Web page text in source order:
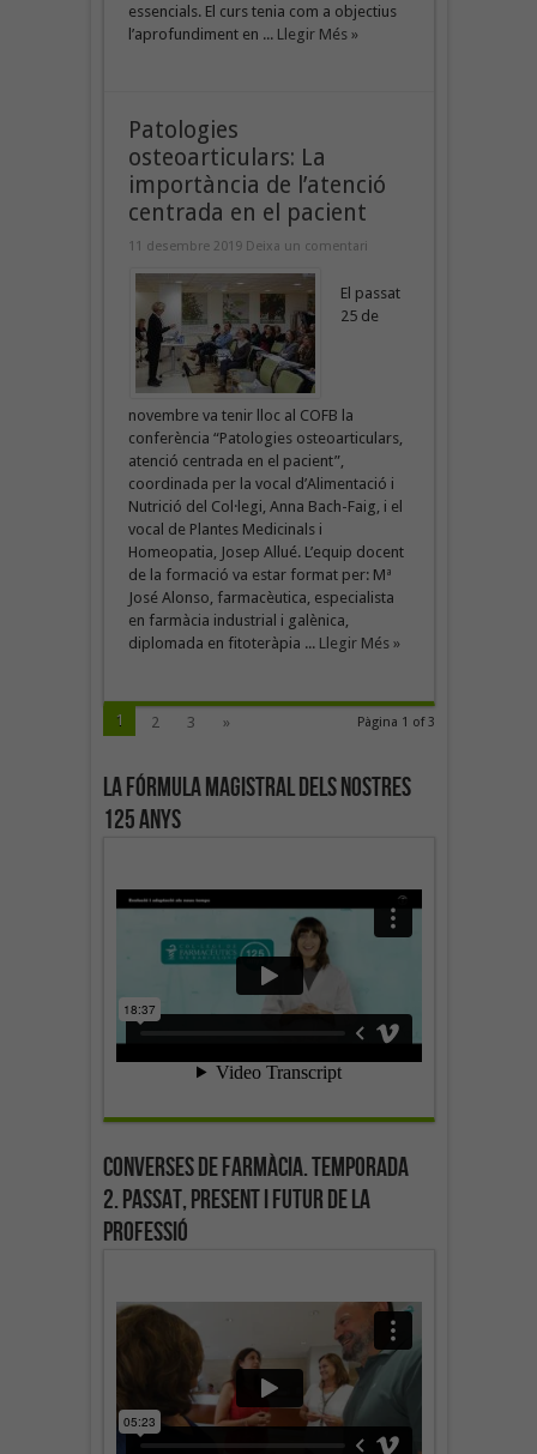
essencials. El curs tenia com a objectius
l’aprofundiment en ... Llegir Més »
Patologies
osteoarticulars: La
importància de l’atenció
centrada en el pacient
11 desembre 2019 Deixa un comentari
El passat
25 de
novembre va tenir lloc al COFB la
conferència “Patologies osteoarticulars,
atenció centrada en el pacient”,
coordinada per la vocal d’Alimentació i
Nutrició del Col·legi, Anna Bach-Faig, i el
vocal de Plantes Medicinals i
Homeopatia, Josep Allué. L’equip docent
de la formació va estar format per: Mª
José Alonso, farmacèutica, especialista
en farmàcia industrial i galènica,
diplomada en fitoteràpia ... Llegir Més »
Pàgina 1 of 3
1 2 3 »
La fórmula magistral dels nostres
125 anys
Converses de farmàcia. Temporada
2. Passat, present i futur de la
professió